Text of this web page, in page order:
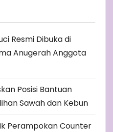
Resmi Dibuka di
Anugerah Anggota
Posisi Bantuan
Sawah dan Kebun
Perampokan Counter